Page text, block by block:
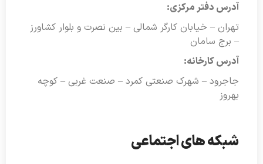
شبکه های اجتماعی
آدرس دفتر مرکزی:
تهران – خیابان کارگر شمالی – بین نصرت و بلوار کشاورز
– برج سامان
آدرس کارخانه:
جاجرود – شهرک صنعتی کمرد – صنعت غربی – کوچه
بهروز